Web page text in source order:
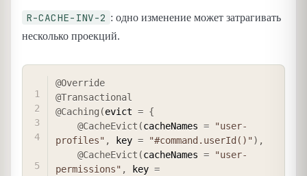
R-CACHE-INV-2 : одно изменение может затрагивать
несколько проекций.
@Override
@Transactional
@Caching (evict = {
@CacheEvict (cacheNames =
"user-
profiles" , key = "#command.userId()") ,
@CacheEvict (cacheNames =
"user-
permissions" , key =